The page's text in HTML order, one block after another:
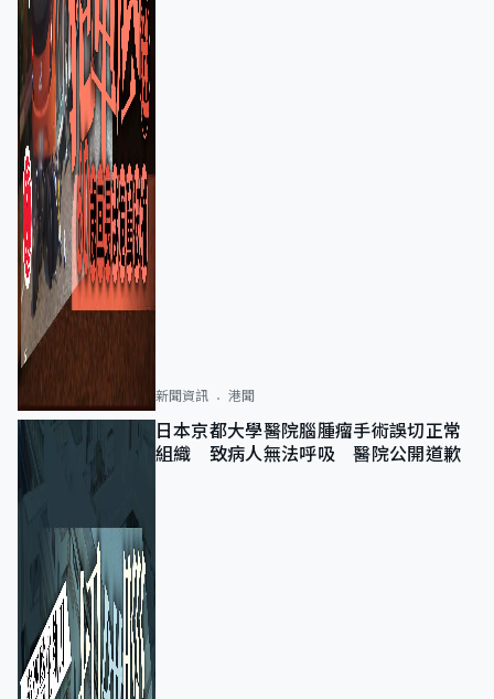
新聞資訊 港聞
日本京都大學醫院腦腫瘤手術誤切正常
組織 致病人無法呼吸 醫院公開道歉